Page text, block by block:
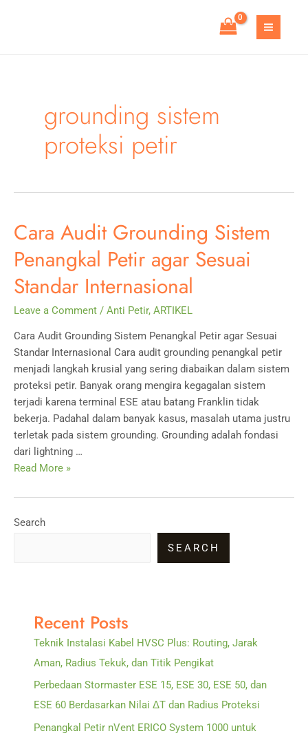
MAIN
grounding sistem
proteksi petir
Cara Audit Grounding Sistem
Penangkal Petir agar Sesuai
Standar Internasional
Leave a Comment / Anti Petir, ARTIKEL
Cara Audit Grounding Sistem Penangkal Petir agar Sesuai
Standar Internasional Cara audit grounding penangkal petir
menjadi langkah krusial yang sering diabaikan dalam sistem
proteksi petir. Banyak orang mengira kegagalan sistem
terjadi karena terminal ESE atau batang Franklin tidak
bekerja. Padahal dalam banyak kasus, masalah utama justru
terletak pada sistem grounding. Grounding adalah fondasi
dari lightning …
Cara
Grounding
Sistem
Internasional
Read More »
Search
SEARCH
Recent Posts
Teknik Instalasi Kabel HVSC Plus: Routing, Jarak
Aman, Radius Tekuk, dan Titik Pengikat
Perbedaan Stormaster ESE 15, ESE 30, ESE 50, dan
ESE 60 Berdasarkan Nilai ΔT dan Radius Proteksi
Penangkal Petir nVent ERICO System 1000 untuk